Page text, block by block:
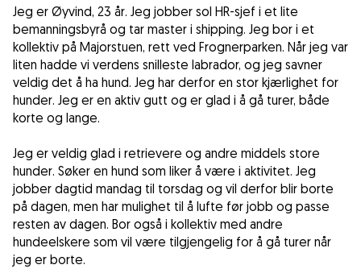
Jeg er Øyvind, 23 år. Jeg jobber sol HR-sjef i et lite
bemanningsbyrå og tar master i shipping. Jeg bor i et
kollektiv på Majorstuen, rett ved Frognerparken. Når jeg var
liten hadde vi verdens snilleste labrador, og jeg savner
veldig det å ha hund. Jeg har derfor en stor kjærlighet for
hunder. Jeg er en aktiv gutt og er glad i å gå turer, både
korte og lange.
Jeg er veldig glad i retrievere og andre middels store
hunder. Søker en hund som liker å være i aktivitet. Jeg
jobber dagtid mandag til torsdag og vil derfor blir borte
på dagen, men har mulighet til å lufte før jobb og passe
resten av dagen. Bor også i kollektiv med andre
hundeelskere som vil være tilgjengelig for å gå turer når
jeg er borte.